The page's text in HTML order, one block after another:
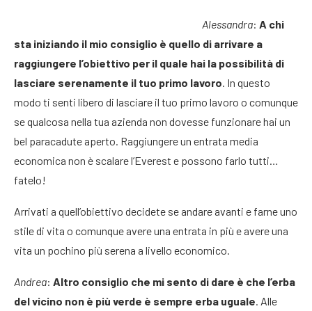
Alessandra: A chi
sta iniziando il mio consiglio è quello di arrivare a
raggiungere l’obiettivo per il quale hai la possibilità di
lasciare serenamente il tuo primo lavoro. In questo
modo ti senti libero di lasciare il tuo primo lavoro o comunque
se qualcosa nella tua azienda non dovesse funzionare hai un
bel paracadute aperto. Raggiungere un entrata media
economica non è scalare l’Everest e possono farlo tutti…
fatelo!
Arrivati a quell’obiettivo decidete se andare avanti e farne uno
stile di vita o comunque avere una entrata in più e avere una
vita un pochino più serena a livello economico.
Andrea: Altro consiglio che mi sento di dare è che l’erba
del vicino non è più verde è sempre erba uguale. Alle